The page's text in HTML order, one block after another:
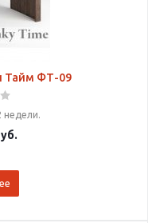
Тайм ФТ-09
недели.